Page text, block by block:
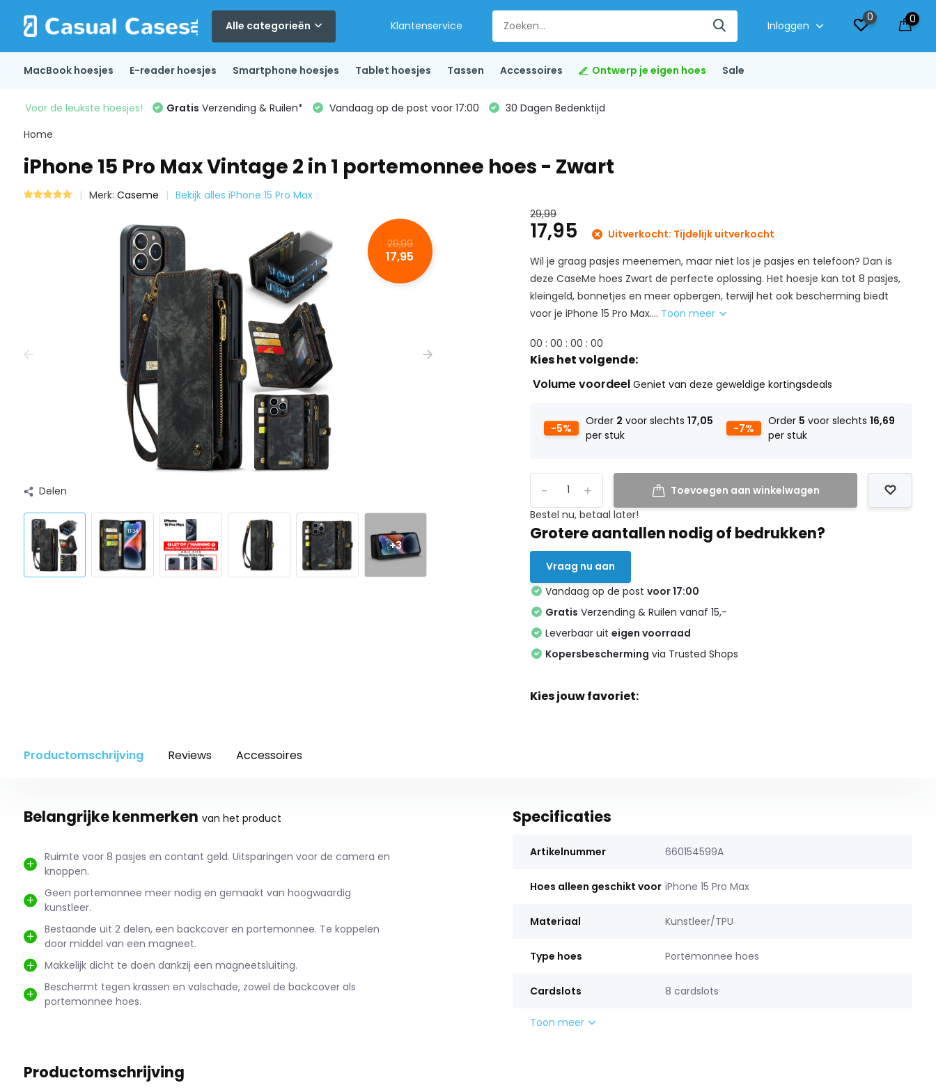
Alle categorieën Klantenservice Inloggen
0 0
MacBook hoesjes E-reader hoesjes Smartphone hoesjes Tablet hoesjes Tassen Accessoires Ontwerp je eigen hoes Sale
Voor de leukste hoesjes! Gratis Verzending & Ruilen* Vandaag op de post voor 17:00
30 Dagen Bedenktijd
Home
iPhone 15 Pro Max Vintage 2 in 1 portemonnee hoes - Zwart
Merk: Caseme Bekijk alles iPhone 15 Pro Max
29,99
17,95
Delen
+3
29,99
17,95
Uitverkocht: Tijdelijk uitverkocht
Wil je graag pasjes meenemen, maar niet los je pasjes en telefoon? Dan is
deze CaseMe hoes Zwart de perfecte oplossing. Het hoesje kan tot 8 pasjes,
kleingeld, bonnetjes en meer opbergen, terwijl het ook bescherming biedt
voor je iPhone 15 Pro Max.... Toon meer
00 :00 :00 :00
Kies het volgende:
Volume voordeelGeniet van deze geweldige kortingsdeals
-5%
Order 2 voor slechts17,05
per stuk
-7%
Order 5 voor slechts 16,69
per stuk
+
-
Toevoegen aan winkelwagen
Bestel nu, betaal later!
Grotere aantallen nodig of bedrukken?
Vraag nu aan
Vandaag op de postvoor 17:00
Gratis Verzending & Ruilen vanaf 15,-
Leverbaar uiteigen voorraad
Kopersbescherming via Trusted Shops
Kies jouw favoriet:
Productomschrijving Reviews Accessoires
Belangrijke kenmerken van het product
Ruimte voor 8 pasjes en contant geld. Uitsparingen voor de camera en
knoppen.
Geen portemonnee meer nodig en gemaakt van hoogwaardig
kunstleer.
Bestaande uit 2 delen, een backcover en portemonnee. Te koppelen
door middel van een magneet.
Makkelijk dicht te doen dankzij een magneetsluiting.
Beschermt tegen krassen en valschade, zowel de backcover als
portemonnee hoes.
Productomschrijving
Specificaties
Artikelnummer 660154599A
Hoes alleen geschikt voor iPhone 15 Pro Max
Materiaal Kunstleer/TPU
Type hoes Portemonnee hoes
Cardslots 8 cardslots
Toon meer